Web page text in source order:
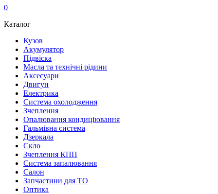
0
Каталог
Кузов
Акумулятор
Підвіска
Масла та технічні рідини
Аксесуари
Двигун
Електрика
Система охолодження
Зчеплення
Опалювання кондиціювання
Гальмівна система
Дзеркала
Скло
Зчеплення КПП
Система запалювання
Салон
Запчастини для ТО
Оптика